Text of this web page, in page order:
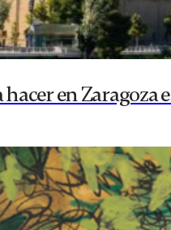
en Zaragoza